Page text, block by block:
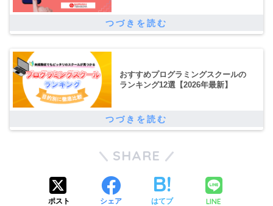
おすすめプログラミングスクールの
ランキング12選【2026年最新】
SHARE
ポスト シェア はてブ LINE